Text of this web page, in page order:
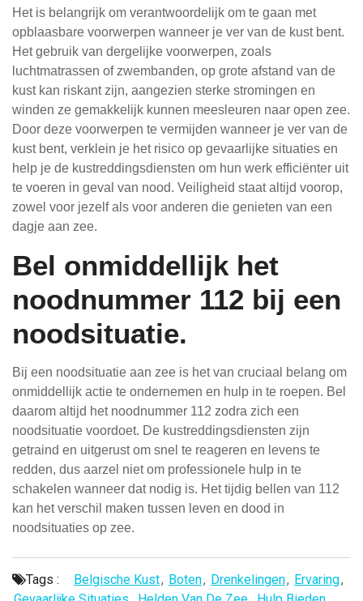
Het is belangrijk om verantwoordelijk om te gaan met
opblaasbare voorwerpen wanneer je ver van de kust bent.
Het gebruik van dergelijke voorwerpen, zoals
luchtmatrassen of zwembanden, op grote afstand van de
kust kan riskant zijn, aangezien sterke stromingen en
winden ze gemakkelijk kunnen meesleuren naar open zee.
Door deze voorwerpen te vermijden wanneer je ver van de
kust bent, verklein je het risico op gevaarlijke situaties en
help je de kustreddingsdiensten om hun werk efficiënter uit
te voeren in geval van nood. Veiligheid staat altijd voorop,
zowel voor jezelf als voor anderen die genieten van een
dagje aan zee.
Bel onmiddellijk het
noodnummer 112 bij een
noodsituatie.
Bij een noodsituatie aan zee is het van cruciaal belang om
onmiddellijk actie te ondernemen en hulp in te roepen. Bel
daarom altijd het noodnummer 112 zodra zich een
noodsituatie voordoet. De kustreddingsdiensten zijn
getraind en uitgerust om snel te reageren en levens te
redden, dus aarzel niet om professionele hulp in te
schakelen wanneer dat nodig is. Het tijdig bellen van 112
kan het verschil maken tussen leven en dood in
noodsituaties op zee.
Tags : Belgische Kust, Boten, Drenkelingen, Ervaring,